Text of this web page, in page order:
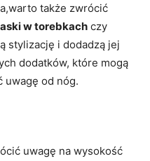
także zwrócić
w torebkach czy
stylizację i dodadzą jej
dodatków, które mogą
uwagę od nóg.
uwagę na wysokość